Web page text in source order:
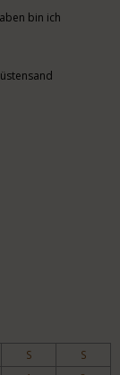
bin ich
S S